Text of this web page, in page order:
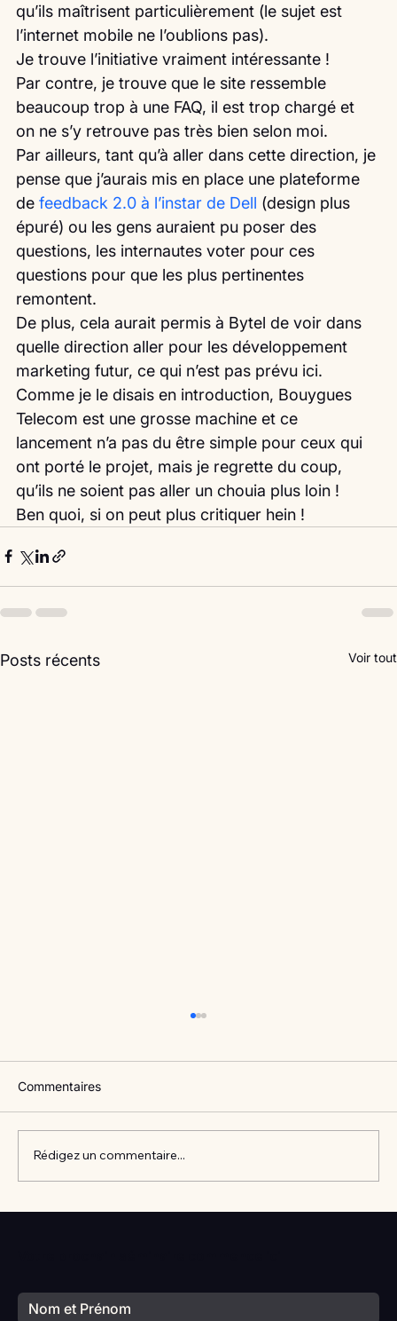
qu’ils maîtrisent particulièrement (le sujet est
l’internet mobile ne l’oublions pas).
Je trouve l’initiative vraiment intéressante !
Par contre, je trouve que le site ressemble
beaucoup trop à une FAQ, il est trop chargé et
on ne s’y retrouve pas très bien selon moi.
Par ailleurs, tant qu’à aller dans cette direction, je
pense que j’aurais mis en place une plateforme
de feedback 2.0 à l’instar de Dell (design plus
épuré) ou les gens auraient pu poser des
questions, les internautes voter pour ces
questions pour que les plus pertinentes
remontent.
De plus, cela aurait permis à Bytel de voir dans
quelle direction aller pour les développement
marketing futur, ce qui n’est pas prévu ici.
Comme je le disais en introduction, Bouygues
Telecom est une grosse machine et ce
lancement n’a pas du être simple pour ceux qui
ont porté le projet, mais je regrette du coup,
qu’ils ne soient pas aller un chouia plus loin !
Ben quoi, si on peut plus critiquer hein !
Posts récents Voir tout
Commentaires
Rédigez un commentaire...